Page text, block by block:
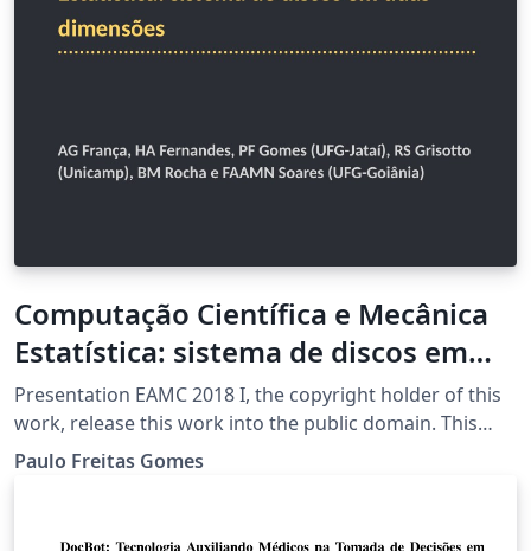
Computação Científica e Mecânica
Estatística: sistema de discos em
duas dimensões
Presentation EAMC 2018 I, the copyright holder of this
work, release this work into the public domain. This
applies worldwide. In some countries this may not be
unless such conditions are required by law.
Paulo Freitas Gomes